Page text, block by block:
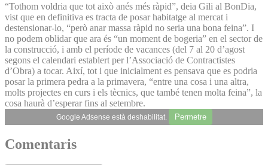
“Tothom voldria que tot això anés més ràpid”, deia Gili al BonDia,
vist que en definitiva es tracta de posar habitatge al mercat i
destensionar-lo, “però anar massa ràpid no seria una bona feina”. I
no podem oblidar que ara és “un moment de bogeria” en el sector de
la construcció, i amb el període de vacances (del 7 al 20 d’agost
segons el calendari establert per l’Associació de Contractistes
d’Obra) a tocar. Així, tot i que inicialment es pensava que es podria
posar la primera pedra a la primavera, “entre una cosa i una altra,
molts projectes en curs i els tècnics, que també tenen molta feina”, la
cosa haurà d’esperar fins al setembre.
Google Adsense està deshabilitat. Permetre
Comentaris